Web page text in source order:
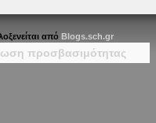
από Blogs.sch.gr
προσβασιμότητας